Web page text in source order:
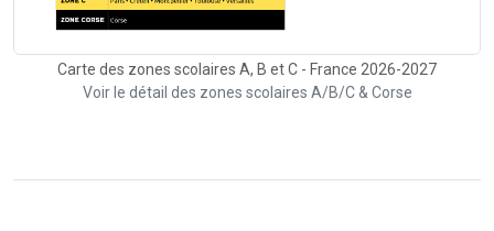
Carte des zones scolaires A, B et C - France 2026-2027
Voir le détail des zones scolaires A/B/C & Corse